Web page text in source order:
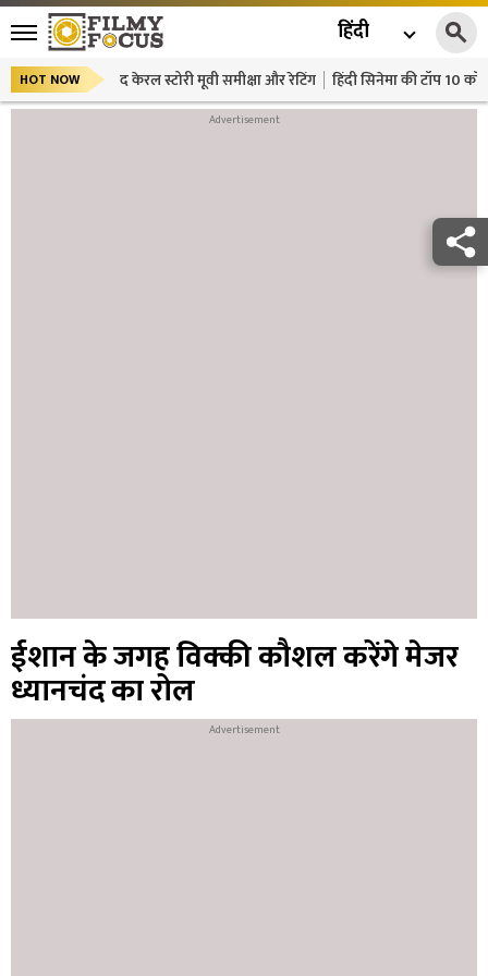
हिंदी
HOT NOW द केरल स्टोरी मूवी समीक्षा और रेटिंग हिंदी सिनेमा की टॉप 10
ईशान के जगह विक्की कौशल करेंगे मेजर
ध्यानचंद का रोल